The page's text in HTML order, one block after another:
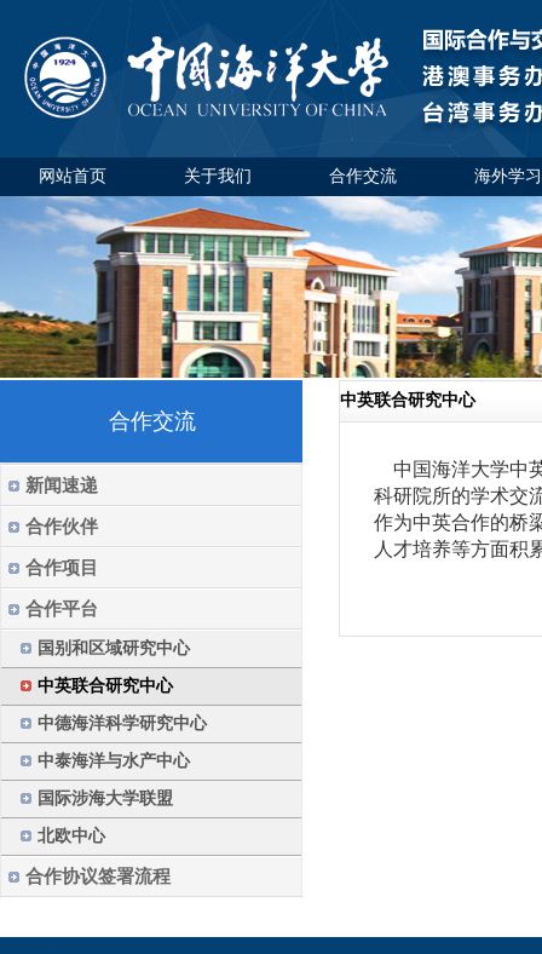
网站首页 关于我们 合作交流 海外学习
合作交流
新闻速递
合作伙伴
合作项目
合作平台
国别和区域研究中心
中英联合研究中心
中德海洋科学研究中心
中泰海洋与水产中心
国际涉海大学联盟
北欧中心
合作协议签署流程
中英联合研究中心
中国海洋大学中
科研院所的学术交
作为中英合作的桥
人才培养等方面积